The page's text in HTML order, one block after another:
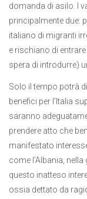
domanda di asilo. I
principalmente due:
italiano di migranti
e rischiano di
spera di introdurre)
Solo il tempo potrà
benefici per l’Italia
saranno
prendere atto che
manifestato
come l’Albania,
questo inatteso
ossia dettato da